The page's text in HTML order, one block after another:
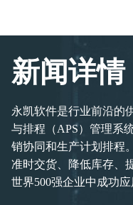
新闻详情
永凯软件是行业前沿的
与排程（APS）管理系
销协同和生产计划排程
准时交货、降低库存、
世界500强企业中成功应